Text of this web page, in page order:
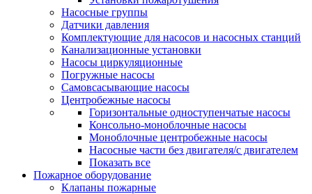
Насосные группы
Датчики давления
Комплектующие для насосов и насосных станций
Канализационные установки
Насосы циркуляционные
Погружные насосы
Самовсасывающие насосы
Центробежные насосы
Горизонтальные одноступенчатые насосы
Консольно-моноблочные насосы
Моноблочные центробежные насосы
Насосные части без двигателя/с двигателем
Показать все
Пожарное оборудование
Клапаны пожарные